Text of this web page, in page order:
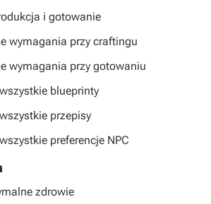
i gotowanie
wymagania przy craftingu
wymagania przy gotowaniu
blueprinty
przepisy
preferencje NPC
zdrowie